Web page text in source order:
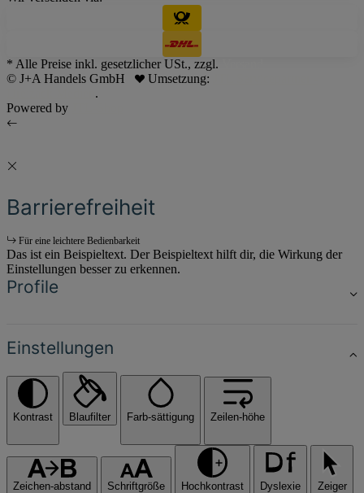
* Alle Preise inkl. gesetzlicher USt., zzgl.
© J+A Handels GmbH
Umsetzung:
.
Powered by
Barrierefreiheit
Für eine leichtere Bedienbarkeit
Das ist ein Beispieltext. Der Beispieltext hilft dir, die Wirkung der
Einstellungen besser zu erkennen.
Profile
Einstellungen
Kontrast Blaufilter Farb-sättigung Zeilen-höhe
Zeichen-abstand Schriftgröße Hochkontrast Dyslexie Zeiger